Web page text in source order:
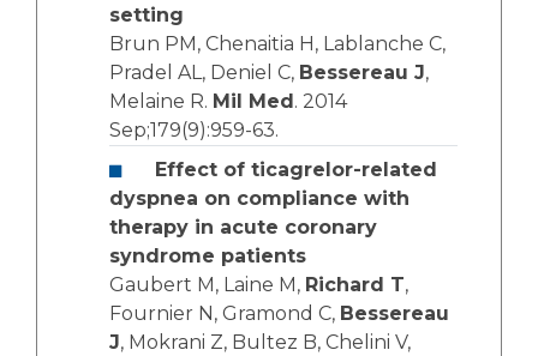
setting
Brun PM, Chenaitia H, Lablanche C,
Pradel AL, Deniel C, Bessereau J,
Melaine R. Mil Med . 2014
Sep;179(9):959-63.
Effect of ticagrelor-related
dyspnea on compliance with
therapy in acute coronary
syndrome patients
Gaubert M, Laine M, Richard T,
Fournier N, Gramond C, Bessereau
J, Mokrani Z, Bultez B, Chelini V,